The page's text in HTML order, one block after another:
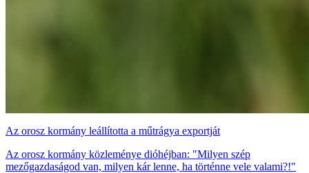
Az orosz kormány leállította a műtrágya exportját
Az orosz kormány közleménye dióhéjban: "Milyen szép
mezőgazdaságod van, milyen kár lenne, ha történne vele valami?!"